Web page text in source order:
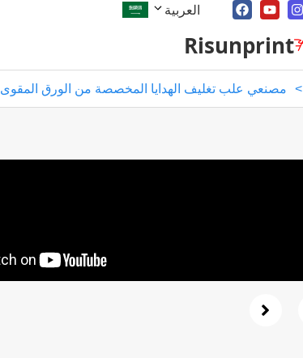
العربية
Risunprint
> مصنعي علب تغليف الهدايا المخصصة من الورق المقوى